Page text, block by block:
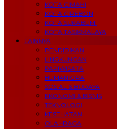
KOTA CIMAHI
KOTA CIREBON
KOTA SUKABUMI
KOTA TASIKMALAYA
LAINNYA
PENDIDIKAN
LINGKUNGAN
PARIWISATA
HUMANIORA
SOSIAL & BUDAYA
EKONOMI & BISNIS
TEKNOLOGI
KESEHATAN
OLAHRAGA